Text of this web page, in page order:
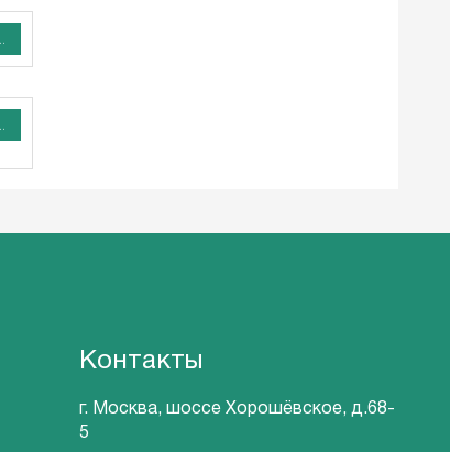
Контакты
г. Москва, шоссе Хорошёвское, д.68-
5